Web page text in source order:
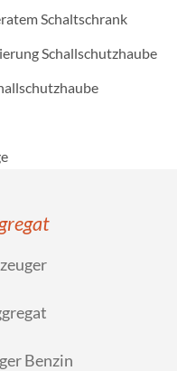
Schaltschrank
Schallschutzhaube
Benzin